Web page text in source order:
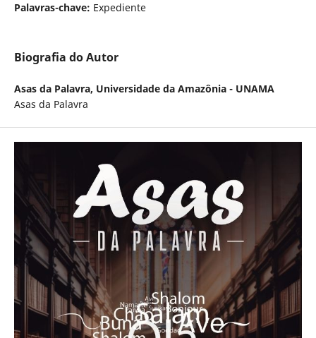
Palavras-chave: Expediente
Biografia do Autor
Asas da Palavra, Universidade da Amazônia - UNAMA
Asas da Palavra